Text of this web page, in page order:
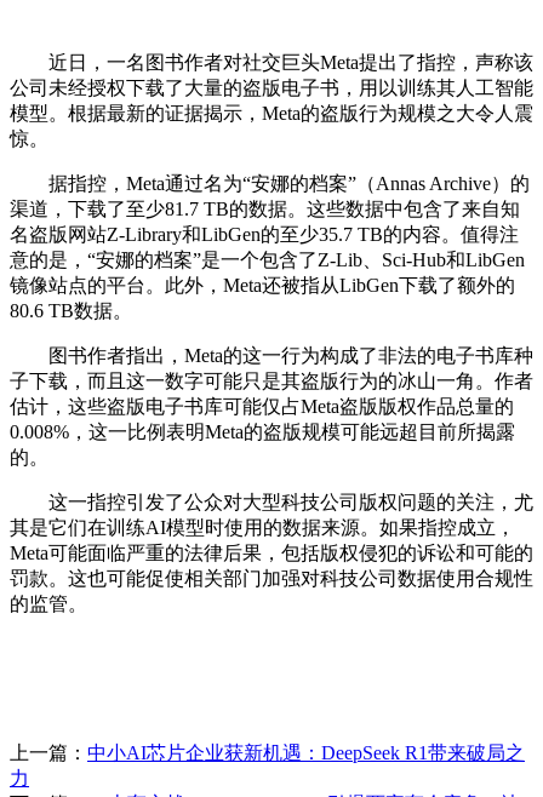
近日，一名图书作者对社交巨头Meta提出了指控，声称该
公司未经授权下载了大量的盗版电子书，用以训练其人工智能
模型。根据最新的证据揭示，Meta的盗版行为规模之大令人震
惊。
据指控，Meta通过名为“安娜的档案”（Annas Archive）的
渠道，下载了至少81.7 TB的数据。这些数据中包含了来自知
名盗版网站Z-Library和LibGen的至少35.7 TB的内容。值得注
意的是，“安娜的档案”是一个包含了Z-Lib、Sci-Hub和LibGen
镜像站点的平台。此外，Meta还被指从LibGen下载了额外的
80.6 TB数据。
图书作者指出，Meta的这一行为构成了非法的电子书库种
子下载，而且这一数字可能只是其盗版行为的冰山一角。作者
估计，这些盗版电子书库可能仅占Meta盗版版权作品总量的
0.008%，这一比例表明Meta的盗版规模可能远超目前所揭露
的。
这一指控引发了公众对大型科技公司版权问题的关注，尤
其是它们在训练AI模型时使用的数据来源。如果指控成立，
Meta可能面临严重的法律后果，包括版权侵犯的诉讼和可能的
罚款。这也可能促使相关部门加强对科技公司数据使用合规性
的监管。
上一篇： 中小AI芯片企业获新机遇：DeepSeek R1带来破局之
力